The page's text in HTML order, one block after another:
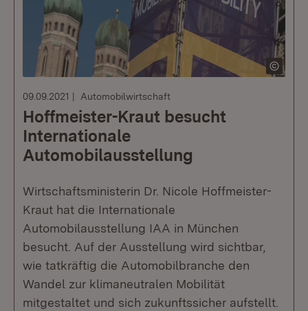
09.09.2021 Automobilwirtschaft
Hoffmeister-Kraut besucht
Internationale
Automobilausstellung
Wirtschaftsministerin Dr. Nicole Hoffmeister-
Kraut hat die Internationale
Automobilausstellung IAA in München
besucht. Auf der Ausstellung wird sichtbar,
wie tatkräftig die Automobilbranche den
Wandel zur klimaneutralen Mobilität
mitgestaltet und sich zukunftssicher aufstellt.